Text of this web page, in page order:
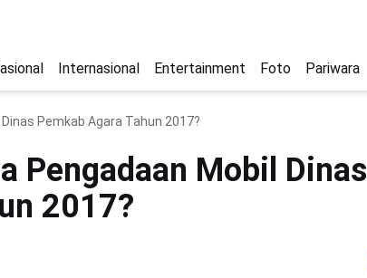
Internasional Entertainment Foto Pariwara
Pemkab Agara Tahun 2017?
Pengadaan Mobil Dinas
2017?